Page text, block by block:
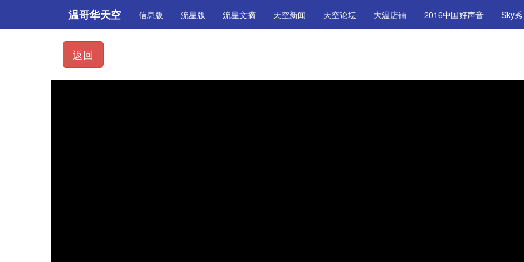
温哥华天空 信息版 流星版 流星文摘 天空新闻 天空论坛 大温店铺 2016中国好声音 Sky秀
返回